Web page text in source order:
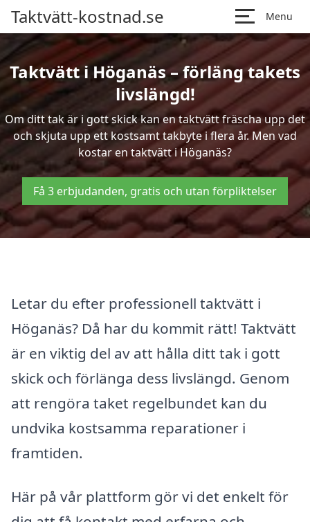
Taktvätt-kostnad.se Menu
Taktvätt i Höganäs – förläng takets
livslängd!
Om ditt tak är i gott skick kan en taktvätt fräscha upp det
och skjuta upp ett kostsamt takbyte i flera år. Men vad
kostar en taktvätt i Höganäs?
Få 3 erbjudanden, gratis och utan förpliktelser
Letar du efter professionell taktvätt i
Höganäs? Då har du kommit rätt! Taktvätt
är en viktig del av att hålla ditt tak i gott
skick och förlänga dess livslängd. Genom
att rengöra taket regelbundet kan du
undvika kostsamma reparationer i
framtiden.
Här på vår plattform gör vi det enkelt för